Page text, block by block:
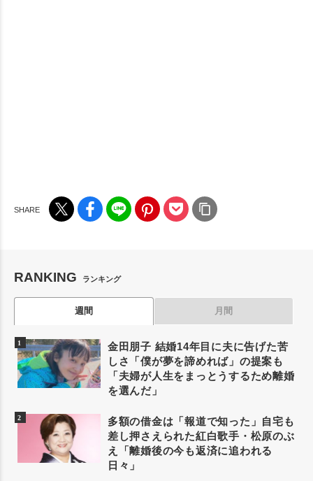
RANKING ランキング
週間 月間
金田朋子 結婚14年目に夫に告げた苦
しさ「僕が夢を諦めれば」の提案も
「夫婦が人生をまっとうするため離婚
を選んだ」
多額の借金は「報道で知った」自宅も
差し押さえられた紅白歌手・松原のぶ
え「離婚後の今も返済に追われる
日々」